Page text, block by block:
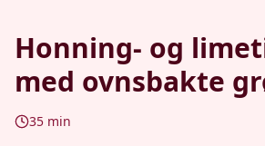
Honning- og
med ovnsbakte
35 min